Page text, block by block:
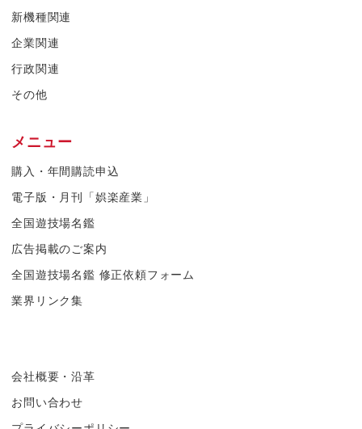
新機種関連
企業関連
行政関連
その他
メニュー
購入・年間購読申込
電子版・月刊「娯楽産業」
全国遊技場名鑑
広告掲載のご案内
全国遊技場名鑑 修正依頼フォーム
業界リンク集
会社概要・沿革
お問い合わせ